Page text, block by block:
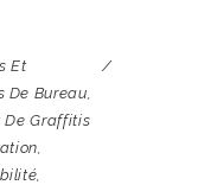
Et
De Bureau,
De Graffitis
,
,